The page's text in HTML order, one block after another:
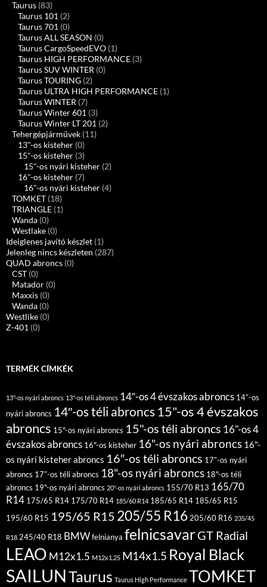
Taurus (83)
Taurus 101 (2)
Taurus 701 (0)
Taurus ALL SEASON (0)
Taurus CargoSpeedEVO (1)
Taurus HIGH PERFORMANCE (3)
Taurus SUV WINTER (0)
Taurus TOURING (2)
Taurus ULTRA HIGH PERFORMANCE (1)
Taurus WINTER (7)
Taurus Winter 601 (3)
Taurus Winter LT 201 (2)
Tehergépjárművek (11)
13"-os kisteher (0)
15"-os kisteher (3)
15"-os nyári kisteher (2)
16"-os kisteher (7)
16"-os nyári kisteher (4)
TOMKET (18)
TRIANGLE (1)
Wanda (0)
Westlake (0)
Ideiglenes javító készlet (1)
Jelenleg nincs készleten (287)
QUAD abroncs (0)
CST (0)
Matador (0)
Maxxis (0)
Wanda (0)
Westlike (0)
Z-401 (0)
TERMÉK CÍMKÉK
13"-os nyári abroncs 13"-os téli abroncs 14″-os 4 évszakos abroncs 14″-os
nyári abroncs 14″-os téli abroncs15"-os 4 évszakos
abroncs 15"-os nyári abroncs 15"-os téli abroncs 16"-os 4
évszakos abroncs 16"-os kisteher 16"-os nyári abroncs 16"-
os nyári kisteher abroncs 16″-os téli abroncs 17″-os nyári
abroncs 17″-os téli abroncs 18"-os nyári abroncs 18"-os téli
abroncs 19"-os nyári abroncs 20"-os nyári abroncs 155/70 R13 165/70
R14 175/65 R14 175/70 R14 185/60 R14 185/65 R14 185/65 R15
195/60 R15 195/65 R15 205/55 R16 205/60 R16 235/45
R18 245/40 R18 BMWfelnianya felnicsavarGT Radial
LEAO M12x1.5 M12x1.25 M14x1.5 Royal Black
SAILUNTaurus Taurus High Performance TOMKET